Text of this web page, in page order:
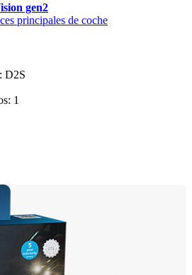
gen2
principales de coche
D2S
1